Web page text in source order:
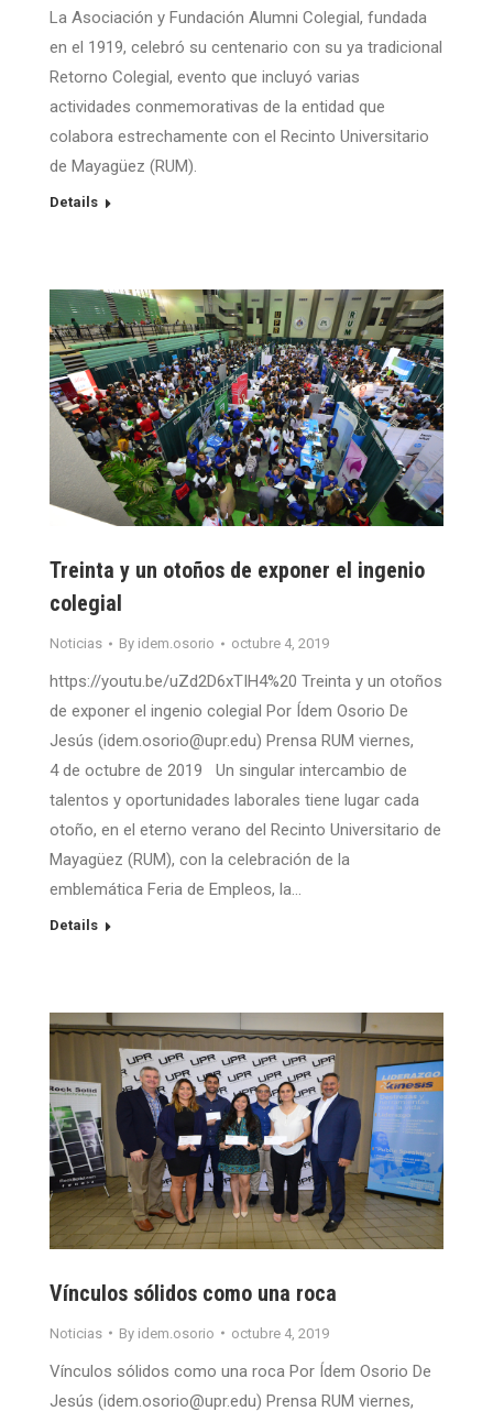
La Asociación y Fundación Alumni Colegial, fundada
en el 1919, celebró su centenario con su ya tradicional
Retorno Colegial, evento que incluyó varias
actividades conmemorativas de la entidad que
colabora estrechamente con el Recinto Universitario
de Mayagüez (RUM).
Details
Treinta y un otoños de exponer el ingenio
colegial
Noticias By idem.osorio octubre 4, 2019
https://youtu.be/uZd2D6xTIH4%20 Treinta y un otoños
de exponer el ingenio colegial Por Ídem Osorio De
Jesús (idem.osorio@upr.edu) Prensa RUM viernes,
4 de octubre de 2019 Un singular intercambio de
talentos y oportunidades laborales tiene lugar cada
otoño, en el eterno verano del Recinto Universitario de
Mayagüez (RUM), con la celebración de la
emblemática Feria de Empleos, la…
Details
Vínculos sólidos como una roca
Noticias By idem.osorio octubre 4, 2019
Vínculos sólidos como una roca Por Ídem Osorio De
Jesús (idem.osorio@upr.edu) Prensa RUM viernes,